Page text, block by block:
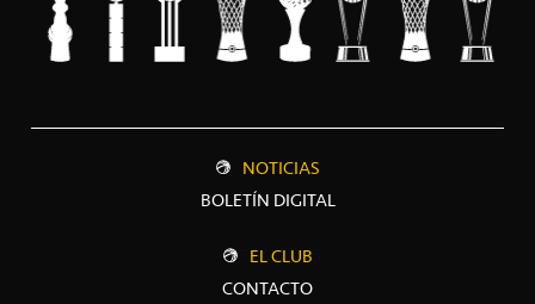
NOTICIAS
BOLETÍN DIGITAL
EL CLUB
CONTACTO